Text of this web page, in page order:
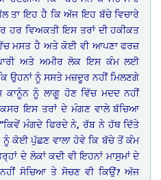
ਤਾ ਇਹ ਹੈ ਕਿ ਅੱਜ ਇਹ ਬੱਚੇ ਵਿਚਾਰੇ
ਵਿਅਕਤੀ ਇਸ ਤਰਾਂ ਦੀ ਹਕੀਕਤ
ਮਸਤ ਹੈ ਅਤੇ ਕੋਈ ਵੀ ਆਪਣਾ ਫਰਜ਼
ਅਤੇ ਅਮੀਰ ਲੋਕ ਇਸ ਕੰਮ ਲਈ
ਉਹਨਾਂ ਨੂੰ ਸਸਤੇ ਮਜ਼ਦੂਰ ਨਹੀਂ ਮਿਲਣਗੇ
ਨੂੰ ਲਾਗੂ ਹੋਣ ਵਿੱਚ ਮਦਦ ਨਹੀਂ
ਇਸ ਤਰਾਂ ਦੇ ਮੰਗਣ ਵਾਲੇ ਬੱਚਿਆ
ਮੰਗਦੇ ਫਿਰਦੇ ਨੇ, ਰੱਬ ਨੇ ਹੱਥ ਦਿੱਤੇ
ਨੂੰ ਕੋਈ ਪੁੱਛਣ ਵਾਲਾ ਹੋਵੇ ਕਿ ਬੱਚੇ ਤੋਂ ਕੰਮ
ਦੇ ਲੋਕਾਂ ਕਦੀ ਵੀ ਇਹਨਾਂ ਮਾਸੁਮਾਂ ਦੇ
ਸੋਚਿਆ ਤੇ ਸੋਚਣ ਵੀ ਕਿਉਂ? ਅੱਜ